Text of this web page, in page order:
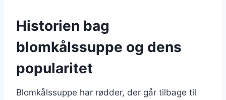
Historien bag
blomkålssuppe og dens
popularitet
Blomkålssuppe har rødder, der går tilbage til